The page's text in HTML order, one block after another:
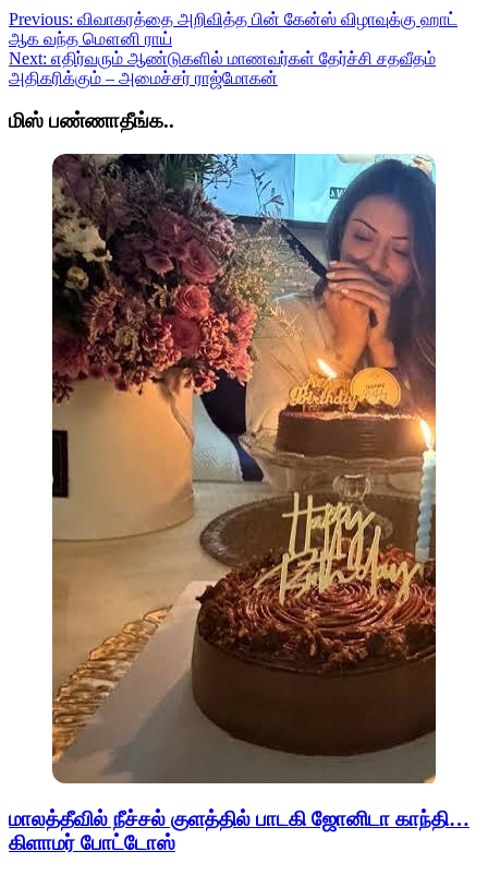
Previous: விவாகரத்தை அறிவித்த பின் கேன்ஸ் விழாவுக்கு ஹாட்
ஆக வந்த மௌனி ராய்
Next: எதிர்வரும் ஆண்டுகளில் மாணவர்கள் தேர்ச்சி சதவீதம்
அதிகரிக்கும் – அமைச்சர் ராஜ்மோகன்
மிஸ் பண்ணாதீங்க..
மாலத்தீவில் நீச்சல் குளத்தில் பாடகி ஜோனிடா காந்தி…
கிளாமர் போட்டோஸ்